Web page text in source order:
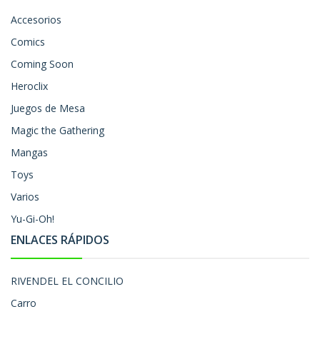
Accesorios
Comics
Coming Soon
Heroclix
Juegos de Mesa
Magic the Gathering
Mangas
Toys
Varios
Yu-Gi-Oh!
ENLACES RÁPIDOS
RIVENDEL EL CONCILIO
Carro